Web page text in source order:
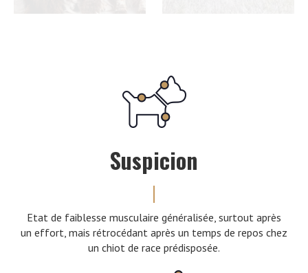
Suspicion
Etat de faiblesse musculaire généralisée, surtout après
un effort, mais rétrocédant après un temps de repos chez
un chiot de race prédisposée.